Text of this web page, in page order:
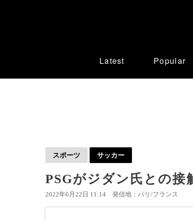
Latest Popular
スポーツ サッカー
PSGがジダン氏との接
2022年6月22日 11:14 発信地：パリ/フランス